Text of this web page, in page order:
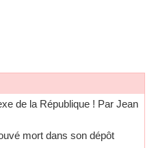
de la République ! Par Jean
mort dans son dépôt